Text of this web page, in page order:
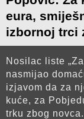
eura,
izbornoj trci
Nosilac liste
nasmijao
izjavom da za
kuće, za
trku zbog novca.